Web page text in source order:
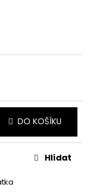
DO KOŠÍKU
Hlídat